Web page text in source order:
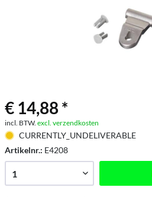
€ 14,88 *
incl. BTW. excl. verzendkosten
CURRENTLY_UNDELIVERABLE
Artikelnr.: E4208